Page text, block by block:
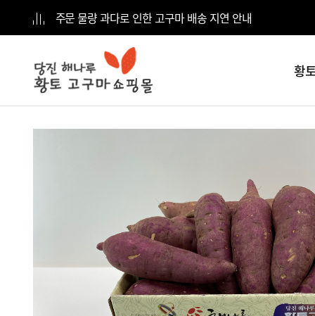
주문 물량 과다로 인한 고구마 배송 지연 안내
황